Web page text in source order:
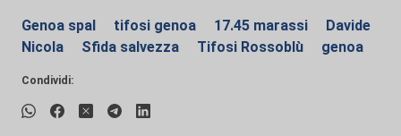
Genoa spal tifosi genoa 17.45 marassi
Davide
Nicola
Sfida salvezza Tifosi Rossoblù genoa
Condividi: